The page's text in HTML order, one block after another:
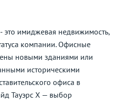
это имиджевая недвижимость,
компании. Офисные
новыми зданиями или
историческими
офиса в
Тауэрс X — выбор